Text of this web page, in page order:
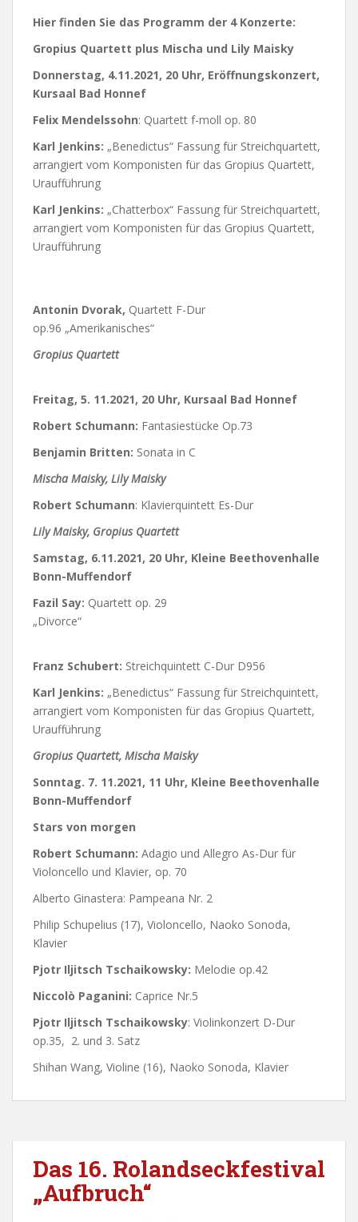
Hier finden Sie das Programm der 4 Konzerte:
Gropius Quartett plus Mischa und Lily Maisky
Donnerstag, 4.11.2021, 20 Uhr, Eröffnungskonzert,
Kursaal Bad Honnef
Felix Mendelssohn: Quartett f-moll op. 80
Karl Jenkins: „Benedictus“ Fassung für Streichquartett,
arrangiert vom Komponisten für das Gropius Quartett,
Uraufführung
Karl Jenkins: „Chatterbox“ Fassung für Streichquartett,
arrangiert vom Komponisten für das Gropius Quartett,
Uraufführung
Antonin Dvorak, Quartett F-Dur
op.96 „Amerikanisches“
Gropius Quartett
Freitag, 5. 11.2021, 20 Uhr, Kursaal Bad Honnef
Robert Schumann: Fantasiestücke Op.73
Benjamin Britten: Sonata in C
Mischa Maisky, Lily Maisky
Robert Schumann: Klavierquintett Es-Dur
Lily Maisky, Gropius Quartett
Samstag, 6.11.2021, 20 Uhr, Kleine Beethovenhalle
Bonn-Muffendorf
Fazil Say: Quartett op. 29
„Divorce“
Franz Schubert: Streichquintett C-Dur D956
Karl Jenkins: „Benedictus“ Fassung für Streichquintett,
arrangiert vom Komponisten für das Gropius Quartett,
Uraufführung
Gropius Quartett, Mischa Maisky
Sonntag. 7. 11.2021, 11 Uhr, Kleine Beethovenhalle
Bonn-Muffendorf
Stars von morgen
Robert Schumann: Adagio und Allegro As-Dur für
Violoncello und Klavier, op. 70
Alberto Ginastera: Pampeana Nr. 2
Philip Schupelius (17), Violoncello, Naoko Sonoda,
Klavier
Pjotr Iljitsch Tschaikowsky: Melodie op.42
Niccolò Paganini: Caprice Nr.5
Pjotr Iljitsch Tschaikowsky: Violinkonzert D-Dur
op.35, 2. und 3. Satz
Shihan Wang, Violine (16), Naoko Sonoda, Klavier
Das 16. Rolandseckfestival
„Aufbruch“